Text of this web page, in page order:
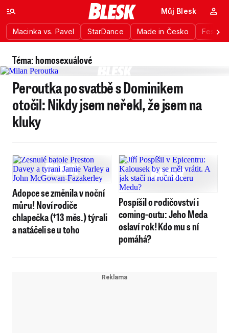
Macinka vs. Pavel StarDance Made in Česko
Můj Blesk
Téma: homosexuálové
Peroutka po svatbě s Dominikem
otočil: Nikdy jsem neřekl, že jsem na
kluky
Adopce se změnila v noční
můru! Noví rodiče
chlapečka (†13 měs.) týrali
a natáčeli se u toho
Pospíšil o rodičovství i
coming-outu: Jeho Meda
oslaví rok! Kdo mu s ní
pomáhá?